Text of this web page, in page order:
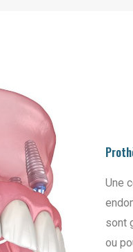
Une
sont
ou